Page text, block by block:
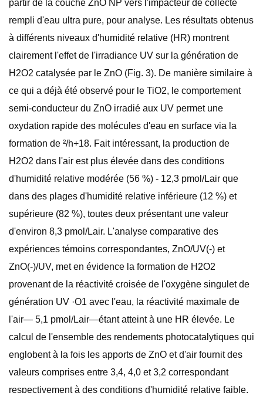
partir de la couche ZnO NP vers l'impacteur de collecte
rempli d'eau ultra pure, pour analyse. Les résultats obtenus
à différents niveaux d'humidité relative (HR) montrent
clairement l'effet de l'irradiance UV sur la génération de
H2O2 catalysée par le ZnO (Fig. 3). De manière similaire à
ce qui a déjà été observé pour le TiO2, le comportement
semi-conducteur du ZnO irradié aux UV permet une
oxydation rapide des molécules d'eau en surface via la
formation de ²/h+18. Fait intéressant, la production de
H2O2 dans l'air est plus élevée dans des conditions
d'humidité relative modérée (56 %) - 12,3 pmol/Lair que
dans des plages d'humidité relative inférieure (12 %) et
supérieure (82 %), toutes deux présentant une valeur
d'environ 8,3 pmol/Lair. L'analyse comparative des
expériences témoins correspondantes, ZnO/UV(-) et
ZnO(-)/UV, met en évidence la formation de H2O2
provenant de la réactivité croisée de l'oxygène singulet de
génération UV ·O1 avec l'eau, la réactivité maximale de
l'air— 5,1 pmol/Lair—étant atteint à une HR élevée. Le
calcul de l'ensemble des rendements photocatalytiques qui
englobent à la fois les apports de ZnO et d'air fournit des
valeurs comprises entre 3,4, 4,0 et 3,2 correspondant
respectivement à des conditions d'humidité relative faible,